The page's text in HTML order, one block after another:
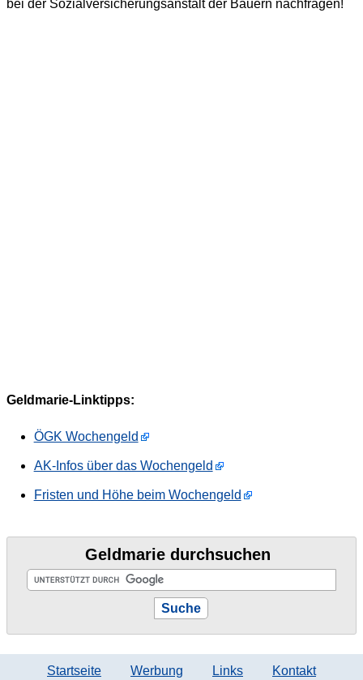
bei der Sozialversicherungsanstalt der Bauern nachfragen!
Geldmarie-Linktipps:
ÖGK Wochengeld
AK-Infos über das Wochengeld
Fristen und Höhe beim Wochengeld
Geldmarie durchsuchen
Startseite Werbung Links Kontakt